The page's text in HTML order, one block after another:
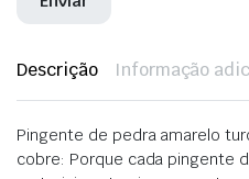
Descrição Informação
Pingente de pedra amarelo
cobre: Porque cada pingente